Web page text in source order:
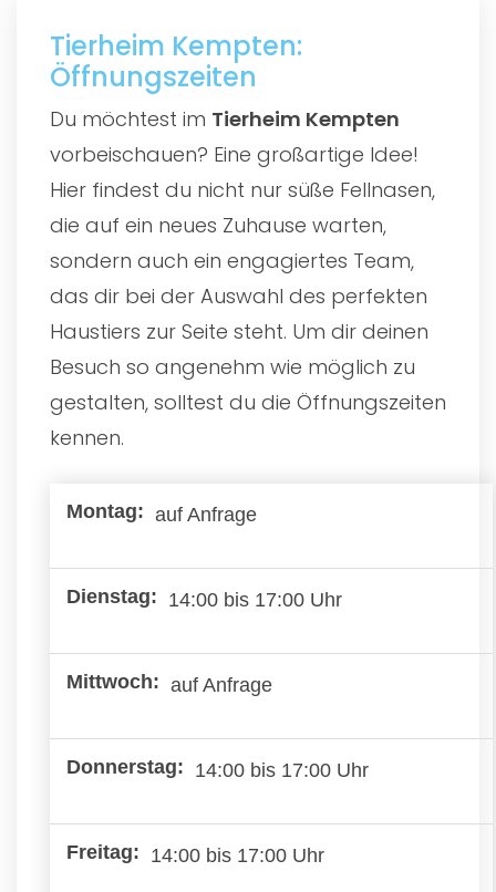
Tierheim Kempten:
Öffnungszeiten
Du möchtest im Tierheim Kempten
vorbeischauen? Eine großartige Idee!
Hier findest du nicht nur süße Fellnasen,
die auf ein neues Zuhause warten,
sondern auch ein engagiertes Team,
das dir bei der Auswahl des perfekten
Haustiers zur Seite steht. Um dir deinen
Besuch so angenehm wie möglich zu
gestalten, solltest du die Öffnungszeiten
kennen.
auf Anfrage
14:00 bis 17:00 Uhr
auf Anfrage
14:00 bis 17:00 Uhr
14:00 bis 17:00 Uhr